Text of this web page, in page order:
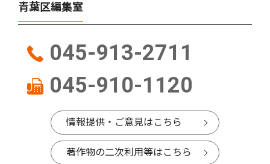
青葉区編集室
045-913-2711
045-910-1120
情報提供・ご意見はこちら
著作物の二次利用等はこちら